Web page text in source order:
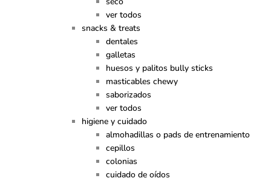
ver todos
snacks & treats
dentales
galletas
huesos y palitos bully sticks
masticables chewy
saborizados
ver todos
higiene y cuidado
almohadillas o pads de entrenamiento
cepillos
colonias
cuidado de oídos